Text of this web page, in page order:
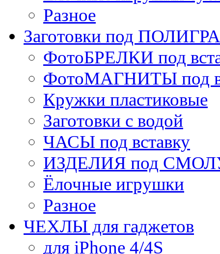
Разное
Заготовки под
ФотоБРЕЛКИ под
ФотоМАГНИТЫ под
Кружки пластиковые
Заготовки с водой
ЧАСЫ под вставку
ИЗДЕЛИЯ под
Ёлочные игрушки
Разное
ЧЕХЛЫ для гаджетов
для iPhone 4/4S